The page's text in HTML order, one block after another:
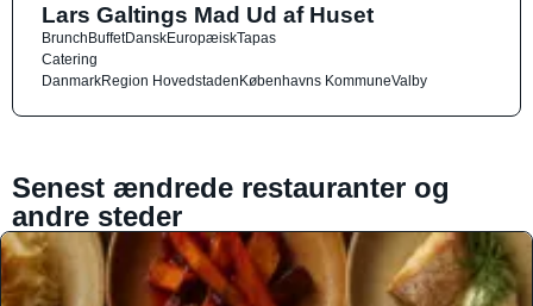
Lars Galtings Mad Ud af Huset
BrunchBuffetDanskEuropæiskTapas
Catering
DanmarkRegion HovedstadenKøbenhavns KommuneValby
Senest ændrede restauranter og
andre steder